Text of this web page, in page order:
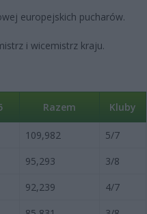
europejskich pucharów.
i wicemistrz kraju.
Razem Kluby
109,982
5/7
95,293
3/8
92,239
4/7